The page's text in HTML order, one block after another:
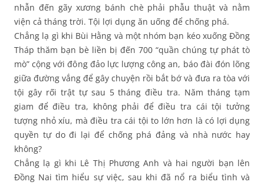
nhẫn đến gãy xương bánh chè phải phẫu thuật và nằm
viện cả tháng trời. Tội lợi dụng ăn uống để chống phá.
Chẳng lạ gì khi Bùi Hằng và một nhóm bạn kéo xuống Đồng
Tháp thăm bạn bè liền bị đến 700 “quần chúng tự phát tò
mò” cộng với đông đảo lực lượng công an, báo đài đón lõng
giữa đường vắng để gây chuyện rồi bắt bớ và đưa ra tòa với
tội gây rối trật tự sau 5 tháng điều tra. Năm tháng tạm
giam để điều tra, không phải để điều tra cái tội tưởng
tượng nhỏ xíu, mà điều tra cái tội to lớn hơn là có lợi dụng
quyền tự do đi lại để chống phá đảng và nhà nước hay
không?
Chẳng lạ gì khi Lê Thị Phương Anh và hai người bạn lên
Đồng Nai tìm hiểu sự việc, sau khi đã nổ ra biểu tình và